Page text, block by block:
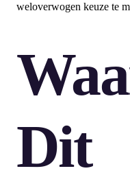
weloverwogen keuze te
Dit